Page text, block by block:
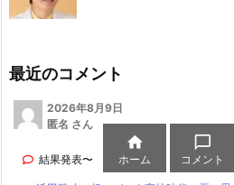
最近のコメント
2026年8月9日
匿名 さん
結果発表〜

ホーム

コメント